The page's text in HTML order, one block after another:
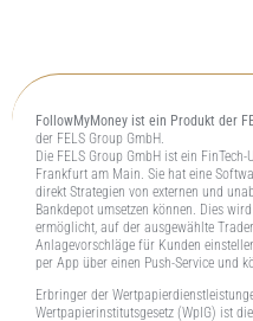
FollowMyMoney ist ein Produkt der
der FELS Group GmbH.
Die FELS Group GmbH ist ein
Frankfurt am Main. Sie hat eine
direkt Strategien von externen und
Bankdepot umsetzen können. Dies
ermöglicht, auf der ausgewählte
Anlagevorschläge für Kunden
per App über einen Push-Service und
Erbringer der
Wertpapierinstitutsgesetz (WpIG) ist